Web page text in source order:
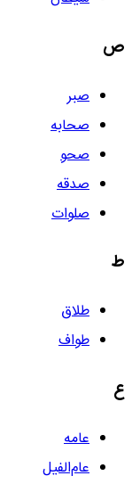
ص
صبر
صحابه
صحو
صدقه
صلوات
ط
طلاق
طواف
ع
عامه
عام‌الفیل